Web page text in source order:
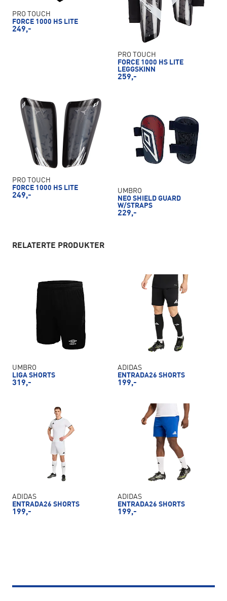
PRO TOUCH
FORCE 1000 HS LITE
249,-
PRO TOUCH
FORCE 1000 HS LITE
LEGGSKINN
259,-
PRO TOUCH
FORCE 1000 HS LITE
249,-
UMBRO
NEO SHIELD GUARD
W/STRAPS
229,-
RELATERTE PRODUKTER
UMBRO
LIGA SHORTS
319,-
ADIDAS
ENTRADA26 SHORTS
199,-
ADIDAS
ENTRADA26 SHORTS
199,-
ADIDAS
ENTRADA26 SHORTS
199,-